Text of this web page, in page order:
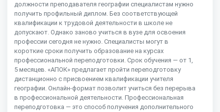
должности преподавателя географии специалистам нужно
получить профильный диплом. Без соответствующей
квалификации к трудовой деятельности в школе не
допускают. Однако заново учиться в вузе для освоения
профессии сегодня не нужно. Специалисты могут в
короткие сроки получить образование на курсах
профессиональной переподготовки. Срок обучения — от 1,
5 месяцев. «АПОК» предлагает пройти переподготовку
дистанционно с присвоением квалификации учителя
географии. Онлайн-формат позволит учиться без перерыва
в профессиональной деятельности. Профессиональная
переподготовка — это способ получения дополнительного